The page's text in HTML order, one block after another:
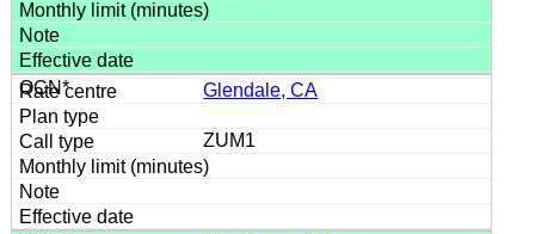
Glendale, CA
ZUM1